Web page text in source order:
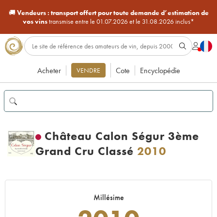
🚚Vendeurs : transport offert pour toute demande d’estimation de
vos vinstransmise entre le 01.07.2026 et le 31.08.2026 inclus*
Acheter VENDRE Cote Encyclopédie
Château Calon Ségur 3ème
Grand Cru Classé 2010
Millésime